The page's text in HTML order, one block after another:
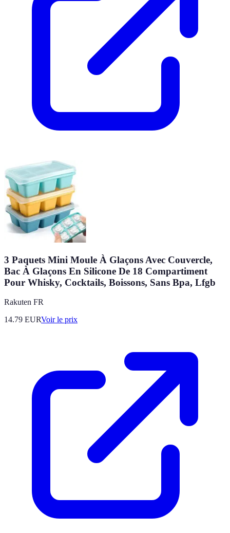
3 Paquets Mini Moule À Glaçons Avec Couvercle,
Bac À Glaçons En Silicone De 18 Compartiment
Pour Whisky, Cocktails, Boissons, Sans Bpa, Lfgb
Rakuten FR
14.79 EURVoir le prix